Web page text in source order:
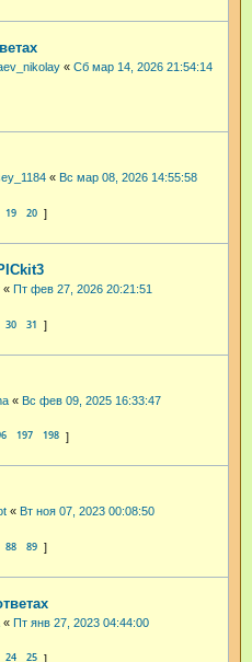
« Сб мар 14, 2026 21:54:14
« Вс мар 08, 2026 14:55:58
19 20
« Пт фев 27, 2026 20:21:51
30 31
« Вс фев 09, 2025 16:33:47
197 198
« Вт ноя 07, 2023 00:08:50
88 89
« Пт янв 27, 2023 04:44:00
24 25